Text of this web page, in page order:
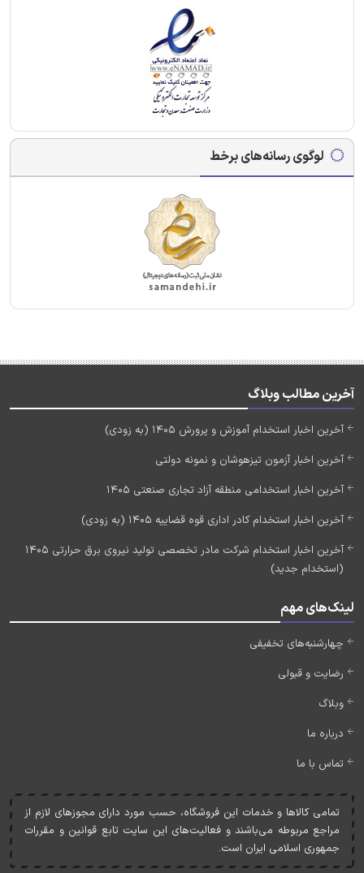
لوگوی رسانه‌های برخط
آخرین مطالب وبلاگ
آخرین اخبار استخدام آموزش و پرورش 1405 (به زودی)
آخرین اخبار آزمون تیزهوشان و نمونه دولتی
آخرین اخبار استخدامی منطقه آزاد تجاری صنعتی 1405
آخرین اخبار استخدام کادر اداری قوه قضاییه 1405 (به زودی)
آخرین اخبار استخدام شرکت مادر تخصصی تولید نیروی برق حرارتی 1405
(استخدام جدید)
لینک‌های مهم
چهارشنبه‌های تخفیفی
رضایت و قبولی
وبلاگ
درباره ما
تماس با ما
تمامی کالاها و خدمات اين فروشگاه، حسب مورد دارای مجوزهای لازم از
مراجع مربوطه می‌باشند و فعاليت‌های اين سايت تابع قوانين و مقررات
جمهوری اسلامی ايران است.